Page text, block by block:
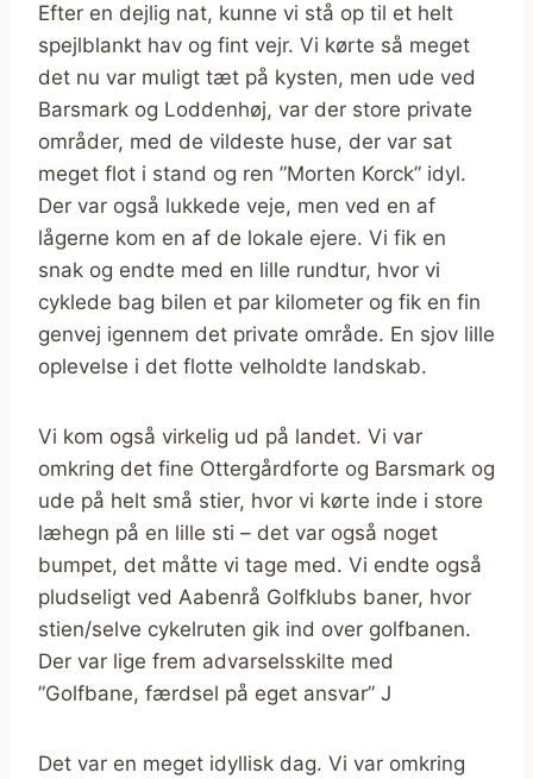
Efter en dejlig nat, kunne vi stå op til et helt
spejlblankt hav og fint vejr. Vi kørte så meget
det nu var muligt tæt på kysten, men ude ved
Barsmark og Loddenhøj, var der store private
områder, med de vildeste huse, der var sat
meget flot i stand og ren ”Morten Korck” idyl.
Der var også lukkede veje, men ved en af
lågerne kom en af de lokale ejere. Vi fik en
snak og endte med en lille rundtur, hvor vi
cyklede bag bilen et par kilometer og fik en fin
genvej igennem det private område. En sjov lille
oplevelse i det flotte velholdte landskab.
Vi kom også virkelig ud på landet. Vi var
omkring det fine Ottergårdforte og Barsmark og
ude på helt små stier, hvor vi kørte inde i store
læhegn på en lille sti – det var også noget
bumpet, det måtte vi tage med. Vi endte også
pludseligt ved Aabenrå Golfklubs baner, hvor
stien/selve cykelruten gik ind over golfbanen.
Der var lige frem advarselsskilte med
”Golfbane, færdsel på eget ansvar” J
Det var en meget idyllisk dag. Vi var omkring